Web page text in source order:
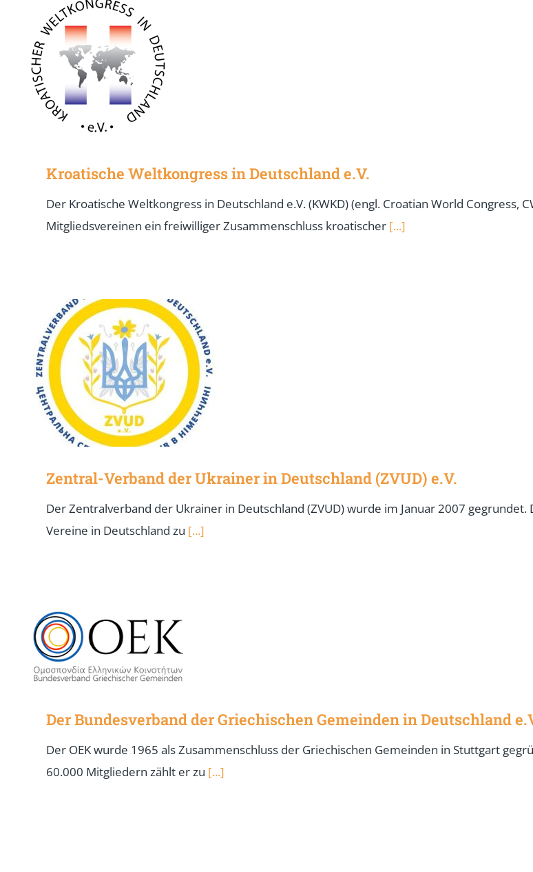
Kroatische Weltkongress in Deutschland e.V.
Der Kroatische Weltkongress in Deutschland e.V. (KWKD) (engl. Croatian World Congress,
Mitgliedsvereinen ein freiwilliger Zusammenschluss kroatischer [...]
Zentral-Verband der Ukrainer in Deutschland (ZVUD) e.V.
Der Zentralverband der Ukrainer in Deutschland (ZVUD) wurde im Januar 2007
Vereine in Deutschland zu [...]
Der Bundesverband der Griechischen Gemeinden in Deutschland
Der OEK wurde 1965 als Zusammenschluss der Griechischen Gemeinden in Stuttgart
60.000 Mitgliedern zählt er zu [...]